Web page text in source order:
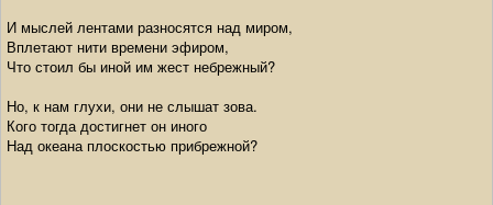
И мыслей лентами разносятся над миром,
Вплетают нити времени эфиром,
Что стоил бы иной им жест небрежный?
Но, к нам глухи, они не слышат зова.
Кого тогда достигнет он иного
Над океана плоскостью прибрежной?